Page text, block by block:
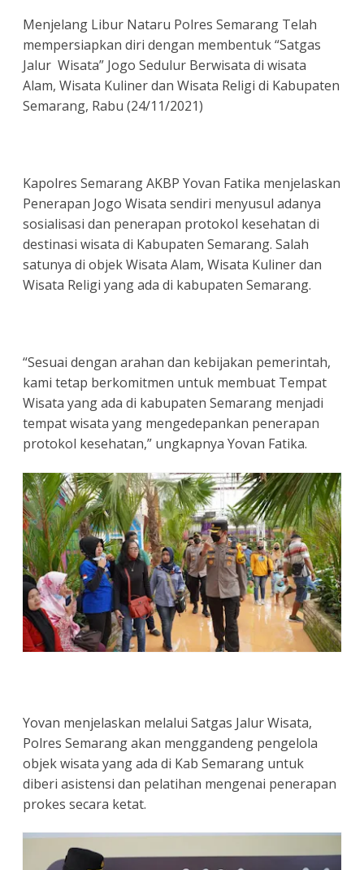
Menjelang Libur Nataru Polres Semarang Telah
mempersiapkan diri dengan membentuk “Satgas
Jalur Wisata” Jogo Sedulur Berwisata di wisata
Alam, Wisata Kuliner dan Wisata Religi di Kabupaten
Semarang, Rabu (24/11/2021)
Kapolres Semarang AKBP Yovan Fatika menjelaskan
Penerapan Jogo Wisata sendiri menyusul adanya
sosialisasi dan penerapan protokol kesehatan di
destinasi wisata di Kabupaten Semarang. Salah
satunya di objek Wisata Alam, Wisata Kuliner dan
Wisata Religi yang ada di kabupaten Semarang.
“Sesuai dengan arahan dan kebijakan pemerintah,
kami tetap berkomitmen untuk membuat Tempat
Wisata yang ada di kabupaten Semarang menjadi
tempat wisata yang mengedepankan penerapan
protokol kesehatan,” ungkapnya Yovan Fatika.
Yovan menjelaskan melalui Satgas Jalur Wisata,
Polres Semarang akan menggandeng pengelola
objek wisata yang ada di Kab Semarang untuk
diberi asistensi dan pelatihan mengenai penerapan
prokes secara ketat.